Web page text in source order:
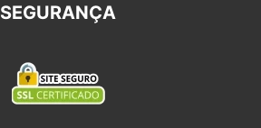
SEGURANÇA